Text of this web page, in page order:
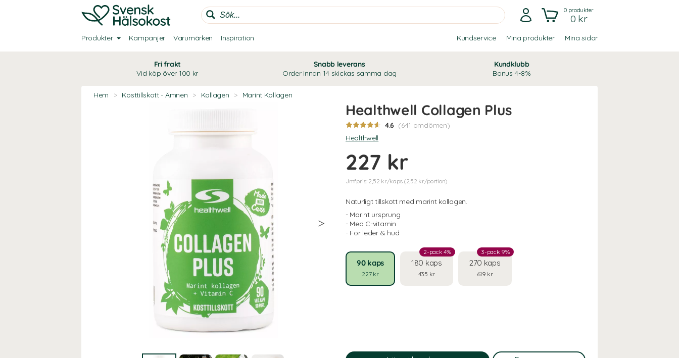
0produkter
0 kr
Produkter Kampanjer Varumärken Inspiration Kundservice Mina produkter Mina sidor
Fri frakt
Vid köp över 100 kr
Snabb leverans
Order innan 14 skickas samma dag
Kundklubb
Bonus 4-8%
Hem > Kosttillskott - Ämnen > Kollagen > Marint Kollagen
Healthwell Collagen Plus
4.6 (641 omdömen)
Healthwell
227 kr
Jmfpris: 2,52 kr/kaps (2,52 kr/portion)
Naturligt tillskott med marint kollagen.
- Marint ursprung
- Med C-vitamin
- För leder & hud
90 kaps
227 kr
180 kaps
435 kr
2-pack 4%
270 kaps
619 kr
3-pack 9%